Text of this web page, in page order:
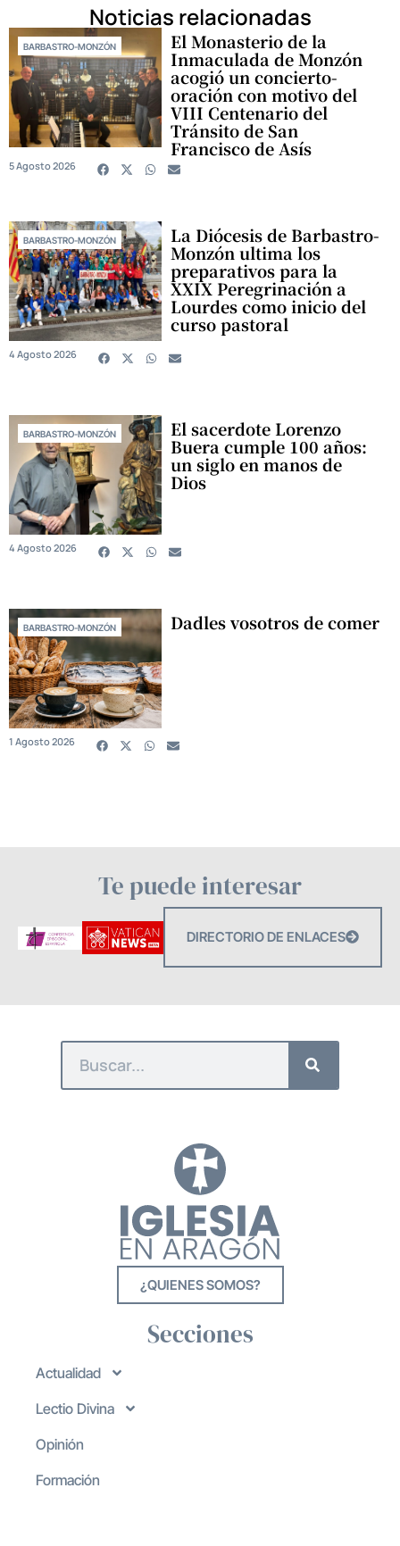
Noticias relacionadas
BARBASTRO-MONZÓN El Monasterio de la
Inmaculada de Monzón
acogió un concierto-
oración con motivo del
VIII Centenario del
Tránsito de San
Francisco de Asís
5 Agosto 2026
BARBASTRO-MONZÓN La Diócesis de Barbastro-
Monzón ultima los
preparativos para la
XXIX Peregrinación a
Lourdes como inicio del
curso pastoral
4 Agosto 2026
BARBASTRO-MONZÓN El sacerdote Lorenzo
Buera cumple 100 años:
un siglo en manos de
Dios
4 Agosto 2026
BARBASTRO-MONZÓN Dadles vosotros de comer
1 Agosto 2026
Te puede interesar
DIRECTORIO DE ENLACES
¿QUIENES SOMOS?
Secciones
Actualidad
Lectio Divina
Opinión
Formación